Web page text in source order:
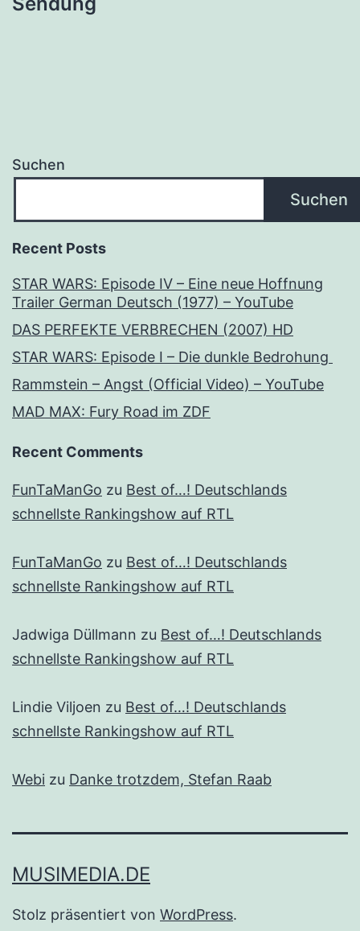
Suchen
Suchen
Recent Posts
STAR WARS: Episode IV – Eine neue Hoffnung
Trailer German Deutsch (1977) – YouTube
DAS PERFEKTE VERBRECHEN (2007) HD
STAR WARS: Episode I – Die dunkle Bedrohung
Rammstein – Angst (Official Video) – YouTube
MAD MAX: Fury Road im ZDF
Recent Comments
FunTaManGo zu Best of…! Deutschlands
schnellste Rankingshow auf RTL
FunTaManGo zu Best of…! Deutschlands
schnellste Rankingshow auf RTL
Jadwiga Düllmann zu Best of…! Deutschlands
schnellste Rankingshow auf RTL
Lindie Viljoen zu Best of…! Deutschlands
schnellste Rankingshow auf RTL
Webi zu Danke trotzdem, Stefan Raab
MUSIMEDIA.DE
Stolz präsentiert von WordPress.